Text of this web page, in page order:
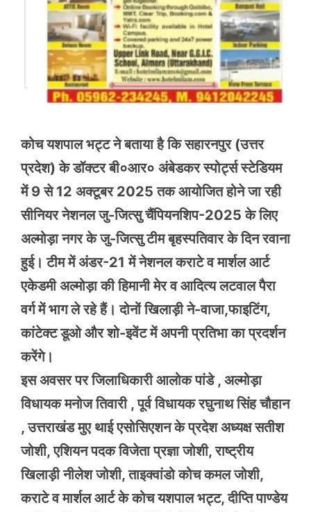
कोच यशपाल भट्ट ने बताया है कि सहारनपुर (उत्तर
प्रदेश) के डॉक्टर बी०आर० अंबेडकर स्पोर्ट्स स्टेडियम
में 9 से 12 अक्टूबर 2025 तक आयोजित होने जा रही
सीनियर नेशनल जु-जित्सु चैंपियनशिप-2025 के लिए
अल्मोड़ा नगर के जु-जित्सु टीम बृहस्पतिवार के दिन रवाना
हुई। टीम में अंडर-21 में नेशनल कराटे व मार्शल आर्ट
एकेडमी अल्मोड़ा की हिमानी मेर व आदित्य लटवाल पैरा
वर्ग में भाग ले रहे हैं। दोनों खिलाड़ी ने-वाजा,फाइटिंग,
कांटेक्ट डूओ और शो-इवेंट में अपनी प्रतिभा का प्रदर्शन
करेंगे।
इस अवसर पर जिलाधिकारी आलोक पांडे , अल्मोड़ा
विधायक मनोज तिवारी , पूर्व विधायक रघुनाथ सिंह चौहान
, उत्तराखंड मुए थाई एसोसिएशन के प्रदेश अध्यक्ष सतीश
जोशी, एशियन पदक विजेता प्रज्ञा जोशी, राष्ट्रीय
खिलाड़ी नीलेश जोशी, ताइक्वांडो कोच कमल जोशी,
कराटे व मार्शल आर्ट के कोच यशपाल भट्ट, दीप्ति पाण्डेय